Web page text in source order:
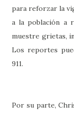
para reforzar la
a la población a
muestre grietas,
Los reportes
911.
Por su parte,